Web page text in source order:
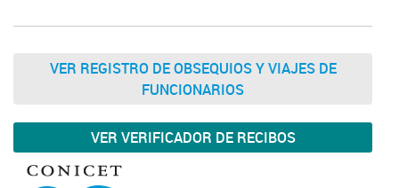
VER REGISTRO DE OBSEQUIOS Y VIAJES DE
FUNCIONARIOS
VER VERIFICADOR DE RECIBOS